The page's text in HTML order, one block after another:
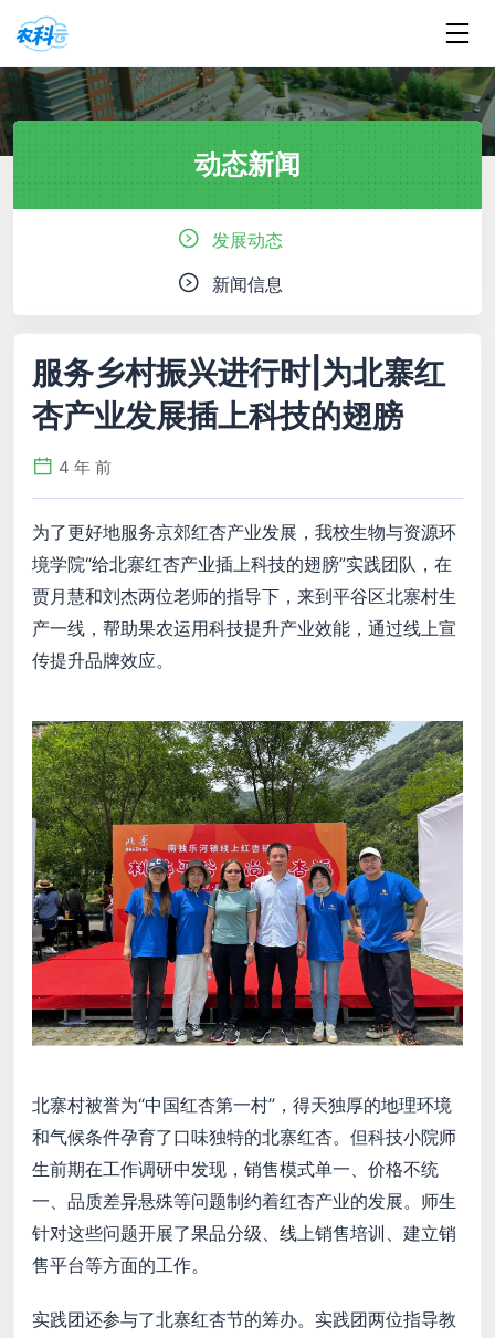
动态新闻
发展动态
新闻信息
服务乡村振兴进行时|为北寨红
杏产业发展插上科技的翅膀
4 年 前
为了更好地服务京郊红杏产业发展，我校生物与资源环
境学院“给北寨红杏产业插上科技的翅膀”实践团队，在
贾月慧和刘杰两位老师的指导下，来到平谷区北寨村生
产一线，帮助果农运用科技提升产业效能，通过线上宣
传提升品牌效应。
北寨村被誉为“中国红杏第一村”，得天独厚的地理环境
和气候条件孕育了口味独特的北寨红杏。但科技小院师
生前期在工作调研中发现，销售模式单一、价格不统
一、品质差异悬殊等问题制约着红杏产业的发展。师生
针对这些问题开展了果品分级、线上销售培训、建立销
售平台等方面的工作。
实践团还参与了北寨红杏节的筹办。实践团两位指导教